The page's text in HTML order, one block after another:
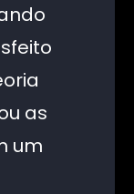
as
um